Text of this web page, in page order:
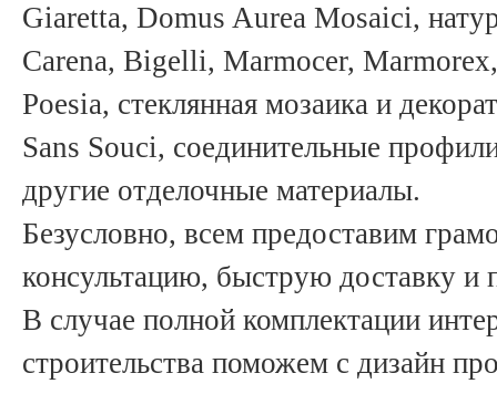
Giaretta, Domus Aurea Mosaici,
Carena, Bigelli, Marmocer,
Poesia, стеклянная мозаика и
Sans Souci, соединительные
другие отделочные материалы.
Безусловно, всем предоставим
консультацию, быструю доставку и
В случае полной комплектации
строительства поможем с дизайн